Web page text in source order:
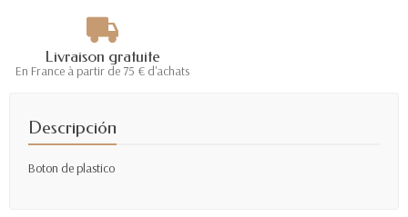
Livraison gratuite
En France à partir de 75 € d'achats
Descripción
Boton de plastico